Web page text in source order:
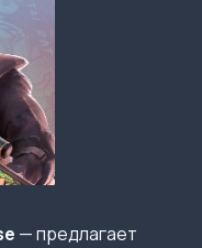
— предлагает